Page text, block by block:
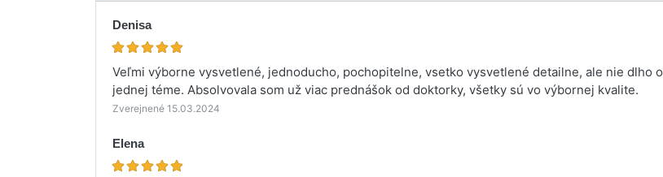
Denisa
Veľmi výborne vysvetlené, jednoducho, pochopitelne, vsetko vysvetlené detailne, ale nie dlho o
jednej téme. Absolvovala som už viac prednášok od doktorky, všetky sú vo výbornej kvalite.
Zverejnené 15.03.2024
Elena